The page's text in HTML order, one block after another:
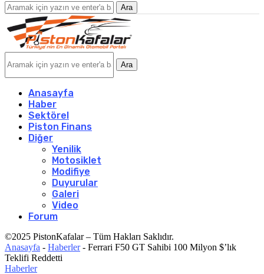
Ara
Ara
Anasayfa
Haber
Sektörel
Piston Finans
Diğer
Yenilik
Motosiklet
Modifiye
Duyurular
Galeri
Video
Forum
©2025 PistonKafalar – Tüm Hakları Saklıdır.
Anasayfa - Haberler- Ferrari F50 GT Sahibi 100 Milyon $’lık
Teklifi Reddetti
Haberler